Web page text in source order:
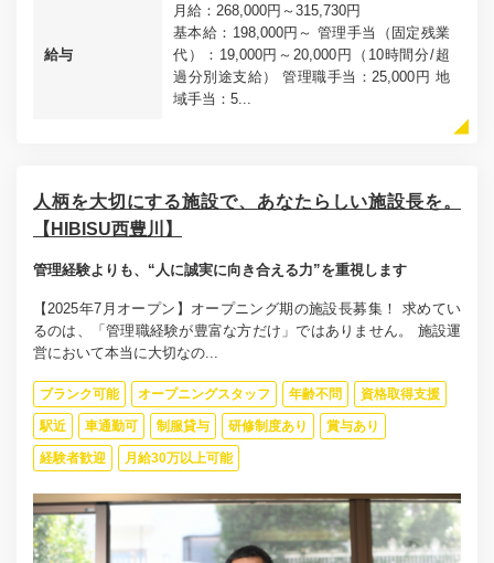
給与
月給：268,000円～315,730円
基本給：198,000円～ 管理手当（固定残業
代）：19,000円～20,000円（10時間分/超
過分別途支給） 管理職手当：25,000円 地
域手当：5...
人柄を大切にする施設で、あなたらしい施設長を。
【HIBISU西豊川】
管理経験よりも、“人に誠実に向き合える力”を重視します
【2025年7月オープン】オープニング期の施設長募集！ 求めてい
るのは、「管理職経験が豊富な方だけ」ではありません。 施設運
営において本当に大切なの...
ブランク可能 オープニングスタッフ 年齢不問 資格取得支援
駅近 車通勤可 制服貸与 研修制度あり 賞与あり
経験者歓迎 月給30万以上可能